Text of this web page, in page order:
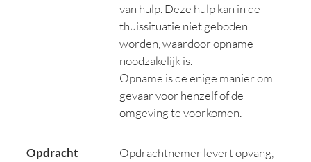
van hulp. Deze hulp kan in de
thuissituatie niet geboden
worden, waardoor opname
noodzakelijk is.
Opname is de enige manier om
gevaar voor henzelf of de
omgeving te voorkomen.
Opdracht
Opdrachtnemer levert opvang,